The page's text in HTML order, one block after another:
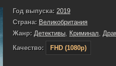
Год выпуска: 2019
Страна: Великобритания
Жанр: Детективы, Криминал,
Качество:
FHD (1080p)